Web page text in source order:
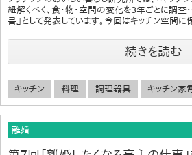
紐解くべく、食・物・空間の変化を3年ごとに調査
書』として発表しています。今回はキッチン空間に
続きを読む
キッチン 料理 調理器具 キッチン家
離婚